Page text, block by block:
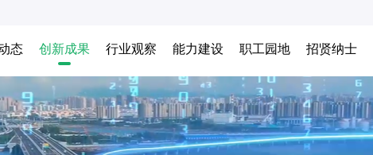
态 创新成果 行业观察 能力建设 职工园地 招贤纳士